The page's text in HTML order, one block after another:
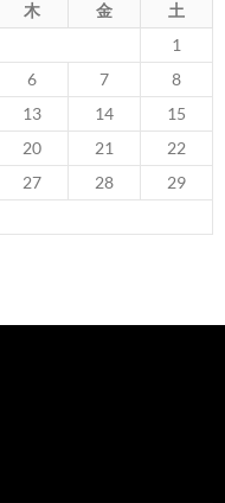
木 金 土
1
6 7
8
13 14
15
20 21
22
27 28
29